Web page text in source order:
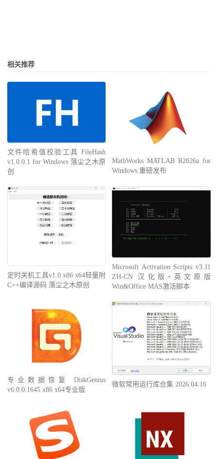
相关推荐
文件哈希值校验工具 FileHash
v1.0.0.1 for Windows 落尘之木原
创
MathWorks MATLAB R2026a for
Windows 重磅发布
定时关机工具v1.0 x86 x64轻量附
C++编译源码 落尘之木原创
Microsoft Activation Scripts v3.11
ZH-CN 汉化版+英文原版
Win&Office MAS激活脚本
专业数据恢复 DiskGenius
v6.0.0.1645 x86 x64专业版
微软常用运行库合集 2026.04.16